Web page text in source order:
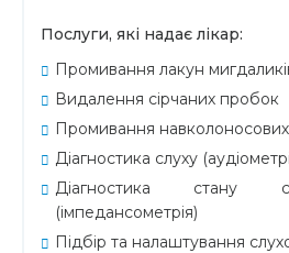
Послуги, які надає лікар:
Промивання лакун
Видалення сірчаних пробок
Промивання
Діагностика слуху
Діагностика стану
(імпедансометрія)
Підбір та налаштування